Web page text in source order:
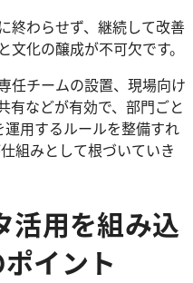
終わらせず、継続して改善
化の醸成が不可欠です。
任チームの設置、現場向け
有などが有効で、部門ごと
用するルールを整備すれ
組みとして根づいていき
活用を組み込
イント